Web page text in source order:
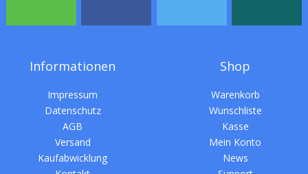
Informationen
Impressum
Datenschutz
AGB
Versand
Kaufabwicklung
Shop
Warenkorb
Wunschliste
Kasse
Mein Konto
News